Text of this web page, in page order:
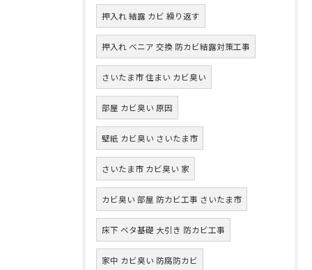
押入れ 結露 カビ 繰り返す
押入れ ベニア 交換 防カビ結露対策工事
さいたま市 住まい カビ臭い
部屋 カビ臭い 原因
壁紙 カビ臭い さいたま市
さいたま市 カビ臭い 家
カビ臭い 部屋 防カビ工事 さいたま市
床下 ベタ基礎 大引き 防カビ工事
家中 カビ臭い 防腐防カビ